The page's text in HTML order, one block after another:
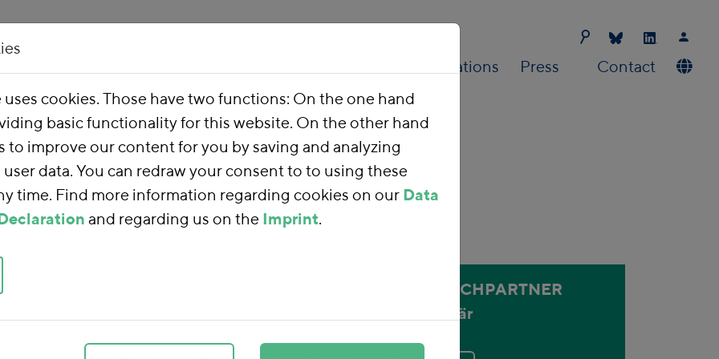
Publications Press Contact
Reform
Reform
a sustainable
subsidies that
placing our tax
ANSPRECHPARTNER
Holger Bär
uses cookies. Those have two functions: On the one hand
basic functionality for this website. On the other hand
to improve our content for you by saving and analyzing
data. You can redraw your consent to to using these
time. Find more information regarding cookies on our Data
and regarding us on the Imprint.